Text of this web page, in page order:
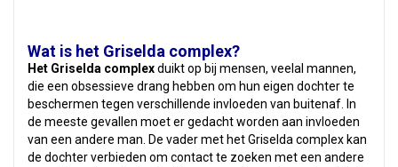
Wat is het Griselda complex?
Het Griselda complexduikt op bij mensen, veelal mannen,
die een obsessieve drang hebben om hun eigen dochter te
beschermen tegen verschillende invloeden van buitenaf. In
de meeste gevallen moet er gedacht worden aan invloeden
van een andere man. De vader met het Griselda complex kan
de dochter verbieden om contact te zoeken met een andere